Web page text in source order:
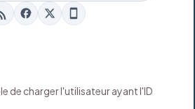
de charger l'utilisateur ayant l'ID